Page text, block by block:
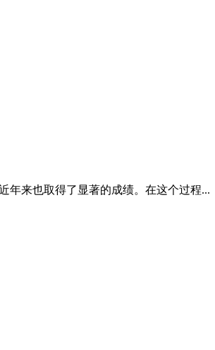
年来也取得了显著的成绩。在这个过程...